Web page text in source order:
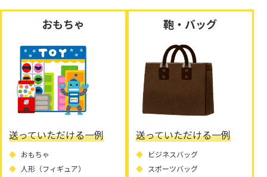
おもちゃ
送っていただける一例
おもちゃ
人形（フィギュア）
鞄・バッグ
送っていただける一例
ビジネスバッグ
スポーツバッグ